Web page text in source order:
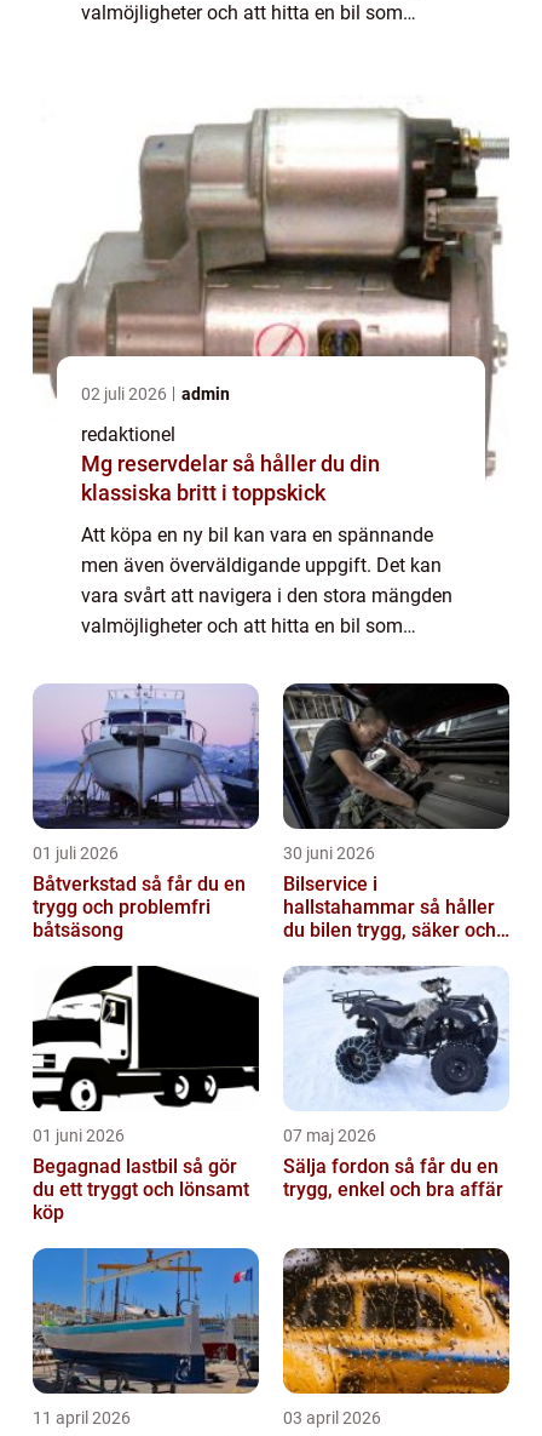
valmöjligheter och att hitta en bil som
02 juli 2026 admin
redaktionel
Mg reservdelar så håller du din
klassiska britt i toppskick
Att köpa en ny bil kan vara en spännande
men även överväldigande uppgift. Det kan
vara svårt att navigera i den stora mängden
valmöjligheter och att hitta en bil som
01 juli 2026
Båtverkstad så får du en
trygg och problemfri
båtsäsong
30 juni 2026
Bilservice i
hallstahammar så håller
du bilen trygg, säker och
01 juni 2026
Begagnad lastbil så gör
du ett tryggt och lönsamt
köp
07 maj 2026
Sälja fordon så får du en
trygg, enkel och bra affär
11 april 2026 03 april 2026